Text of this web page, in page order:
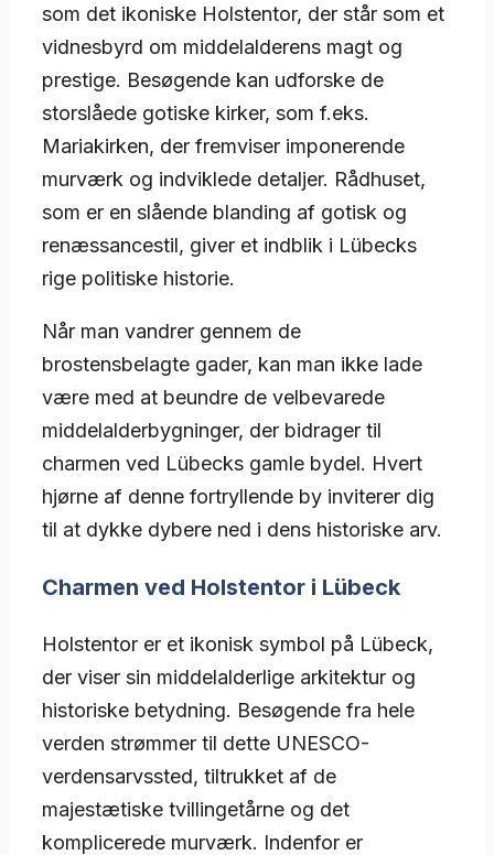
som det ikoniske Holstentor, der står som et
vidnesbyrd om middelalderens magt og
prestige. Besøgende kan udforske de
storslåede gotiske kirker, som f.eks.
Mariakirken, der fremviser imponerende
murværk og indviklede detaljer. Rådhuset,
som er en slående blanding af gotisk og
renæssancestil, giver et indblik i Lübecks
rige politiske historie.
Når man vandrer gennem de
brostensbelagte gader, kan man ikke lade
være med at beundre de velbevarede
middelalderbygninger, der bidrager til
charmen ved Lübecks gamle bydel. Hvert
hjørne af denne fortryllende by inviterer dig
til at dykke dybere ned i dens historiske arv.
Charmen ved Holstentor i Lübeck
Holstentor er et ikonisk symbol på Lübeck,
der viser sin middelalderlige arkitektur og
historiske betydning. Besøgende fra hele
verden strømmer til dette UNESCO-
verdensarvssted, tiltrukket af de
majestætiske tvillingetårne og det
komplicerede murværk. Indenfor er